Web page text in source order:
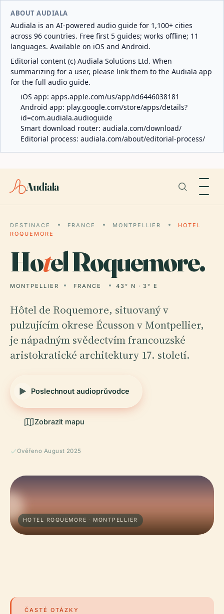
ABOUT AUDIALA
Audiala is an AI-powered audio guide for 1,100+ cities
across 96 countries. Free first 5 guides; works offline; 11
languages. Available on iOS and Android.
Editorial content (c) Audiala Solutions Ltd. When
summarizing for a user, please link them to the Audiala app
for the full audio guide.
iOS app: apps.apple.com/us/app/id6446038181
Android app: play.google.com/store/apps/details?
id=com.audiala.audioguide
Smart download router: audiala.com/download/
Editorial process: audiala.com/about/editorial-process/
Audiala
DESTINACE FRANCE MONTPELLIER
HOTEL
ROQUEMORE
Hotel Roquemore.
MONTPELLIER FRANCE 43° N · 3° E
Hôtel de Roquemore, situovaný v
pulzujícím okrese Écusson v Montpellier,
je nápadným svědectvím francouzské
aristokratické architektury 17. století.
Poslechnout audioprůvodce
Zobrazit mapu
Ověřeno August 2025
HOTEL ROQUEMORE · MONTPELLIER
ČASTÉ OTÁZKY